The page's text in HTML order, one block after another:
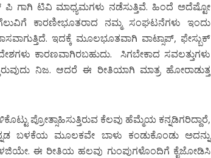
ಟಿವಿ ಮಾಧ್ಯಮಗಳು ನಡೆಸುತ್ತಿವೆ. ಹಿಂದೆ ಅದೆಷ್ಟೋ
ಕಾರಣೀಭೂತರಾದ ನಮ್ಮ ಸಂಘಟನೆಗಳು ಇಂದು
ಇದಕ್ಕೆ ಮೂಲಭೂತವಾಗಿ ವಾಟ್ಸಾಪ್, ಫೇಸ್ಬುಕ್
ಕಾರಣವಾಗಿರಬಹುದು. ಸಿಗಬೇಕಾದ ಸವಲತ್ತುಗಳು
ನಿಜ. ಆದರೆ ಈ ರೀತಿಯಾಗಿ ಮಾತ್ರ ಹೋರಾಡುತ್ತ
ಪ್ರೋತ್ಸಾಹಿಸುತ್ತಿರುವ ಕೆಲವು ಹೆಮ್ಮೆಯ ಕನ್ನಡಿಗರಿದ್ದಾರೆ,
ಬಳಕೆಯ ಮೂಲಕವೇ ಬಾಳು ಕಂಡುಕೊಂಡು ಅದನ್ನು
ಈ ರೀತಿಯ ಹಲವು ಗುಂಪುಗಳೊಂದಿಗೆ ಕೈಜೋಡಿಸಿ